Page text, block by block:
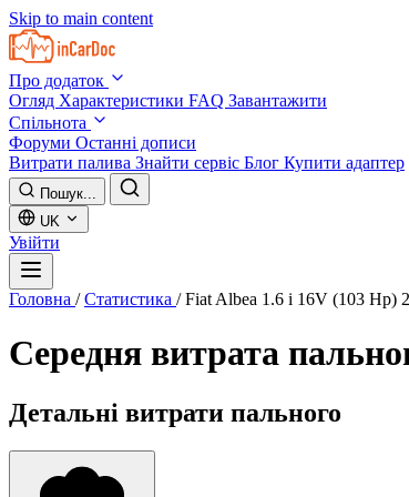
Skip to main content
Про додаток
Огляд Характеристики FAQ Завантажити
Спільнота
Форуми Останні дописи
Витрати палива Знайти сервіс Блог Купити адаптер
Пошук...
UK
Увійти
Головна / Статистика / Fiat Albea 1.6 i 16V (103 Hp)
Середня витрата
Детальні витрати пального